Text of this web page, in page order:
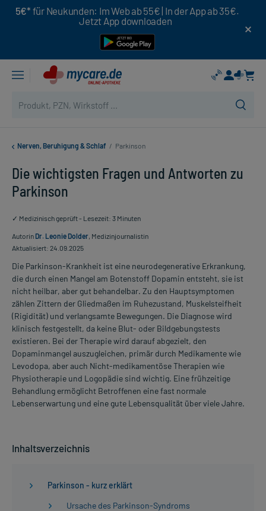
5€* für Neukunden: Im Web ab 55€ | In der App ab 35€.
Jetzt App downloaden
Nerven, Beruhigung & Schlaf / Parkinson
Die wichtigsten Fragen und Antworten zu
Parkinson
✓ Medizinisch geprüft - Lesezeit: 3 Minuten
Autorin Dr. Leonie Dolder, Medizinjournalistin
Aktualisiert: 24.09.2025
Die Parkinson-Krankheit ist eine neurodegenerative Erkrankung,
die durch einen Mangel am Botenstoff Dopamin entsteht, sie ist
nicht heilbar, aber gut behandelbar. Zu den Hauptsymptomen
zählen Zittern der Gliedmaßen im Ruhezustand, Muskelsteifheit
(Rigidität) und verlangsamte Bewegungen. Die Diagnose wird
klinisch festgestellt, da keine Blut- oder Bildgebungstests
existieren. Bei der Therapie wird darauf abgezielt, den
Dopaminmangel auszugleichen, primär durch Medikamente wie
Levodopa, aber auch Nicht-medikamentöse Therapien wie
Physiotherapie und Logopädie sind wichtig. Eine frühzeitige
Behandlung ermöglicht Betroffenen eine fast normale
Lebenserwartung und eine gute Lebensqualität über viele Jahre.
Inhaltsverzeichnis
Parkinson - kurz erklärt
Ursache des Parkinson-Syndroms